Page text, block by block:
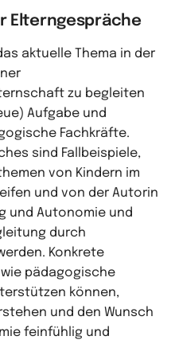
Elterngespräche
aktuelle Thema in der
zu begleiten
Aufgabe und
Fachkräfte.
sind Fallbeispiele,
von Kindern im
und von der Autorin
und Autonomie und
durch
Konkrete
pädagogische
können,
und den Wunsch
feinfühlig und